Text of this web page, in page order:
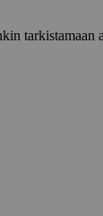
tarkistamaan